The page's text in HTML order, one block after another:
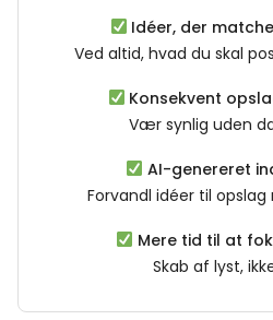
Idéer, der
Ved altid, hvad du skal
Konsekvent
Vær synlig uden
AI-genereret
Forvandl idéer til
Mere tid til at
Skab af lyst,